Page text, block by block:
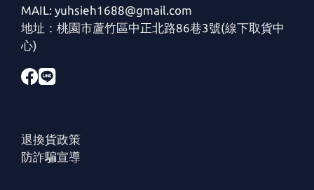
MAIL: yuhsieh1688@gmail.com
地址：桃園市蘆竹區中正北路86巷3號(線下取貨中
心)
退換貨政策
防詐騙宣導